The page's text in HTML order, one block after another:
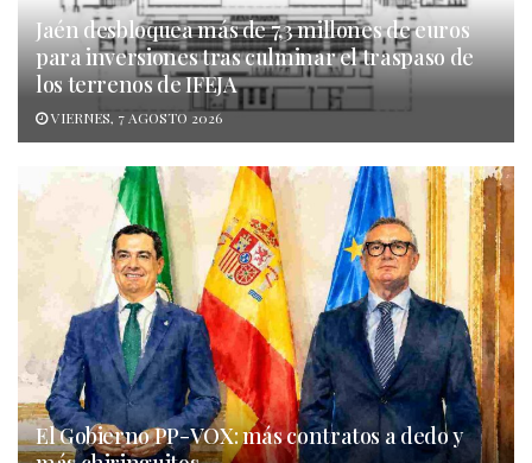
Jaén desbloquea más de 7,3 millones de euros
para inversiones tras culminar el traspaso de
los terrenos de IFEJA
VIERNES, 7 AGOSTO 2026
El Gobierno PP-VOX: más contratos a dedo y